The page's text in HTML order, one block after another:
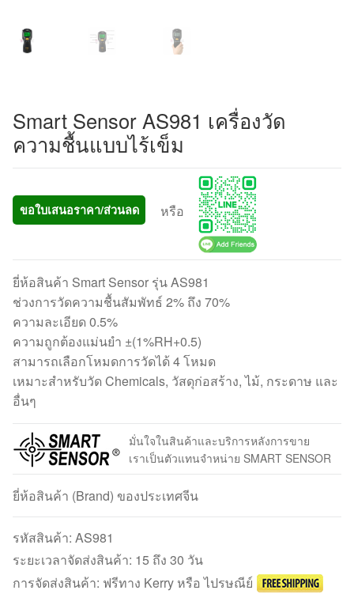
Smart Sensor AS981 เครื่องวัด
ความชื้นแบบไร้เข็ม
ขอใบเสนอราคา/ส่วนลด หรือ
ยี่ห้อสินค้า Smart Sensor รุ่น AS981
ช่วงการวัดความชื้นสัมพัทธ์ 2% ถึง 70%
ความละเอียด 0.5%
ความถูกต้องแม่นยำ ±(1%RH+0.5)
สามารถเลือกโหมดการวัดได้ 4 โหมด
เหมาะสำหรับวัด Chemicals, วัสดุก่อสร้าง, ไม้, กระดาษ และ
อื่นๆ
มั่นใจในสินค้าและบริการหลังการขาย
เราเป็นตัวแทนจำหน่าย SMART SENSOR
ยี่ห้อสินค้า (Brand) ของประเทศจีน
รหัสสินค้า: AS981
ระยะเวลาจัดส่งสินค้า: 15 ถึง 30 วัน
การจัดส่งสินค้า: ฟรีทาง Kerry หรือ ไปรษณีย์